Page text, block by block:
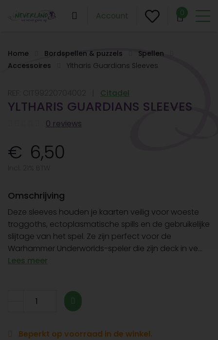
Account 0
Home Bordspellen & puzzels
Spellen
Accessoires
Yltharis Guardians Sleeves
Citadel
YLTHARIS GUARDIANS SLEEVES
0 reviews
6,50
Omschrijving
Deze sleeves houden je kaarten veilig voor woeste
troggoths, ectoplasmatische spills en de gebruikelijke
slijtage van het spel. Ze zijn perfect voor de
Warhammer Underworlds-speler die zijn deck in ve...
Lees meer
Beperkt op voorraad in de winkel.